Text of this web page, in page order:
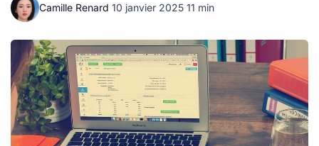
Camille Renard·10 janvier 2025·11 min